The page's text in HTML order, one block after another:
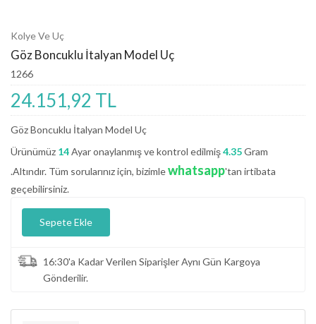
Kolye Ve Uç
Göz Boncuklu İtalyan Model Uç
1266
24.151,92 TL
Göz Boncuklu İtalyan Model Uç
Ürünümüz 14Ayar onaylanmış ve kontrol edilmiş4.35Gram
.Altındır. Tüm sorularınız için, bizimlewhatsapp'tan irtibata
geçebilirsiniz.
Sepete Ekle
16:30'a Kadar Verilen Siparişler Aynı Gün Kargoya
Gönderilir.